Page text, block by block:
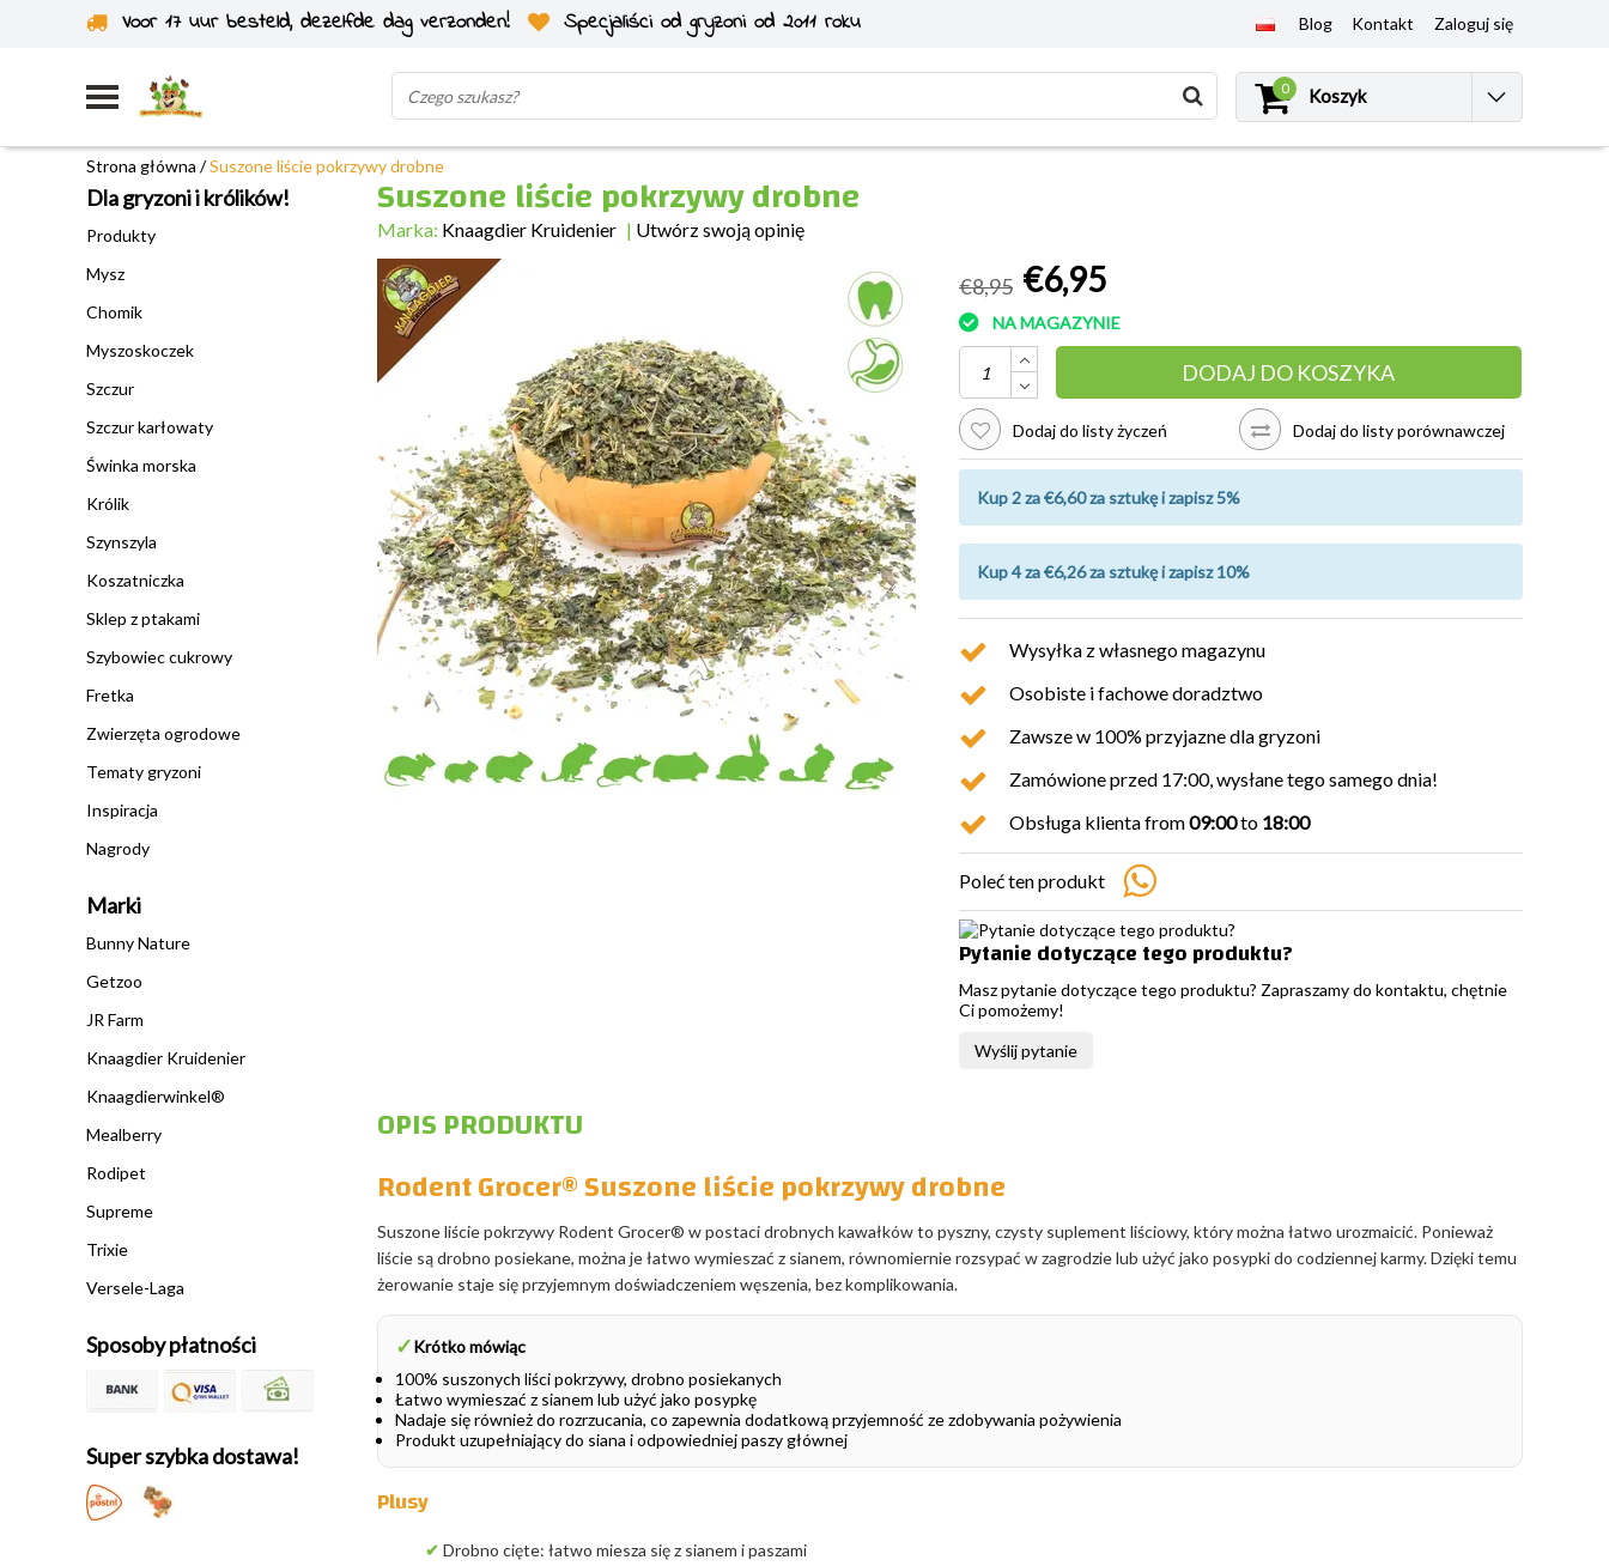
Voor 17 uur besteld, dezelfde dag verzonden!
Specjaliści od gryzoni od 2011 roku
Wysyłka z własnego magazynu
Blog Kontakt Zaloguj się
0 Koszyk
Strona główna /Suszone liście pokrzywy drobne
Dla gryzoni i królików!
Produkty
Mysz
Chomik
Myszoskoczek
Szczur
Szczur karłowaty
Świnka morska
Królik
Szynszyla
Koszatniczka
Sklep z ptakami
Szybowiec cukrowy
Fretka
Zwierzęta ogrodowe
Tematy gryzoni
Inspiracja
Nagrody
Marki
Bunny Nature
Getzoo
JR Farm
Knaagdier Kruidenier
Knaagdierwinkel®
Mealberry
Rodipet
Supreme
Trixie
Versele-Laga
Sposoby płatności
Super szybka dostawa!
Suszone liście pokrzywy drobne
Marka: Knaagdier Kruidenier | Utwórz swoją opinię
€8,95 €6,95
NA MAGAZYNIE
DODAJ DO KOSZYKA
Dodaj do listy życzeń Dodaj do listy porównawczej
Kup 2 za €6,60 za sztukę i zapisz 5%
Kup 4 za €6,26 za sztukę i zapisz 10%
Wysyłka z własnego magazynu
Osobiste i fachowe doradztwo
Zawsze w 100% przyjazne dla gryzoni
Zamówione przed 17:00, wysłane tego samego dnia!
Obsługa klienta from09:00to 18:00
Poleć ten produkt
Pytanie dotyczące tego produktu?
Masz pytanie dotyczące tego produktu? Zapraszamy do kontaktu, chętnie
Ci pomożemy!
Wyślij pytanie
OPIS PRODUKTU
Rodent Grocer® Suszone liście pokrzywy drobne
Suszone liście pokrzywy Rodent Grocer® w postaci drobnych kawałków to pyszny, czysty suplement liściowy, który można łatwo urozmaicić. Ponieważ
liście są drobno posiekane, można je łatwo wymieszać z sianem, równomiernie rozsypać w zagrodzie lub użyć jako posypki do codziennej karmy. Dzięki temu
żerowanie staje się przyjemnym doświadczeniem węszenia, bez komplikowania.
✓Krótko mówiąc
100% suszonych liści pokrzywy, drobno posiekanych
Łatwo wymieszać z sianem lub użyć jako posypkę
Nadaje się również do rozrzucania, co zapewnia dodatkową przyjemność ze zdobywania pożywienia
Produkt uzupełniający do siana i odpowiedniej paszy głównej
Plusy
✔ Drobno cięte: łatwo miesza się z sianem i paszami